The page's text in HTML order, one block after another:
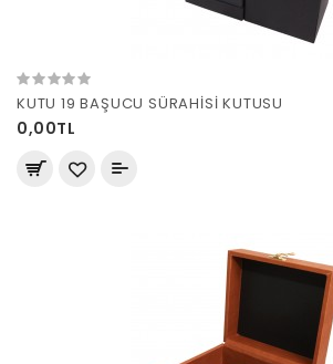
KUTU 19 BAŞUCU SÜRAHİSİ KUTUSU
0,00TL